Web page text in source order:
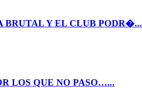
BRUTAL Y EL CLUB PODR�...
LOS QUE NO PASO…...